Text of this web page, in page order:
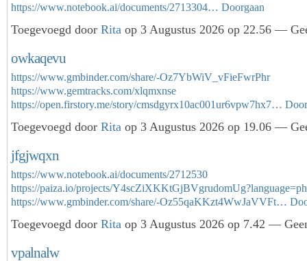
https://www.notebook.ai/documents/2713304… Doorgaan
Toegevoegd door Rita op 3 Augustus 2026 op 22.56 —
owkaqevu
https://www.gmbinder.com/share/-Oz7YbWiV_vFieFwrPhr
https://www.gemtracks.com/xlqmxnse
https://open.firstory.me/story/cmsdgyrx10ac001ur6vpw7hx7…
Toegevoegd door Rita op 3 Augustus 2026 op 19.06 —
jfgjwqxn
https://www.notebook.ai/documents/2712530
https://paiza.io/projects/
https://www.gmbinder.com/share/-Oz55qaKKzt4WwJaVVFt…
Toegevoegd door Rita op 3 Augustus 2026 op 7.42 —
vpalnalw